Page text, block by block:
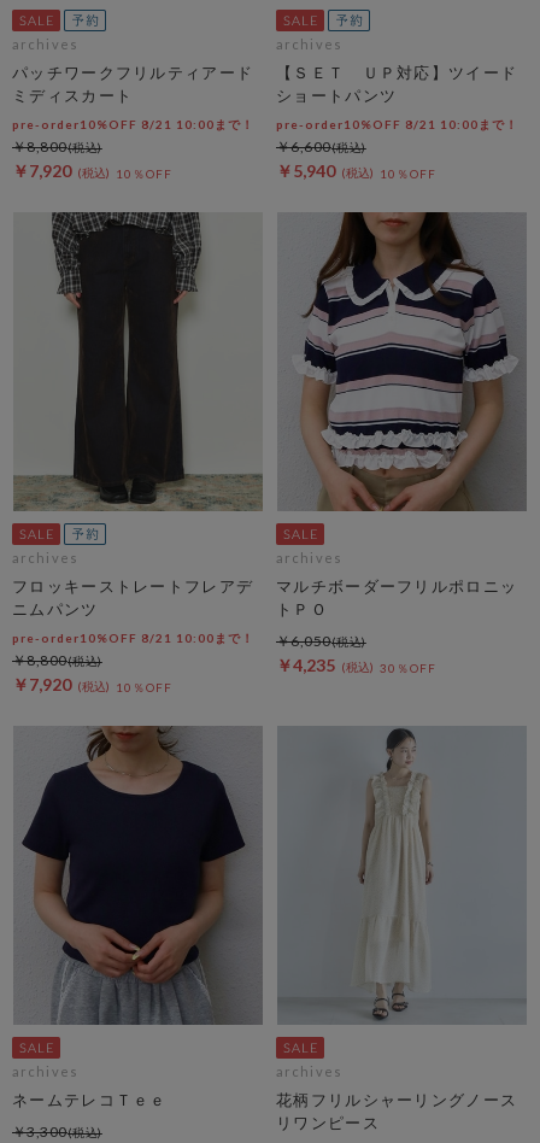
archives
パッチワークフリルティアード
ミディスカート
pre-order10%OFF 8/21 10:00まで！
￥7,920 10％OFF
￥8,800
archives
【ＳＥＴ ＵＰ対応】ツイード
ショートパンツ
pre-order10%OFF 8/21 10:00まで！
￥5,940 10％OFF
￥6,600
archives
フロッキーストレートフレアデ
ニムパンツ
pre-order10%OFF 8/21 10:00まで！
￥7,920 10％OFF
￥8,800
archives
マルチボーダーフリルポロニッ
トＰＯ
￥4,235 30％OFF
￥6,050
archives
ネームテレコＴｅｅ
￥3,300
archives
花柄フリルシャーリングノース
リワンピース